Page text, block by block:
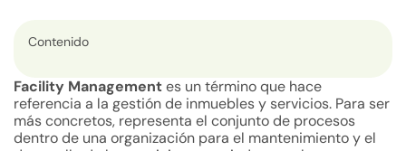
Contenido
Facility Managementes un término que hace
referencia a la gestión de inmuebles y servicios. Para ser
más concretos, representa el conjunto de procesos
dentro de una organización para el mantenimiento y el